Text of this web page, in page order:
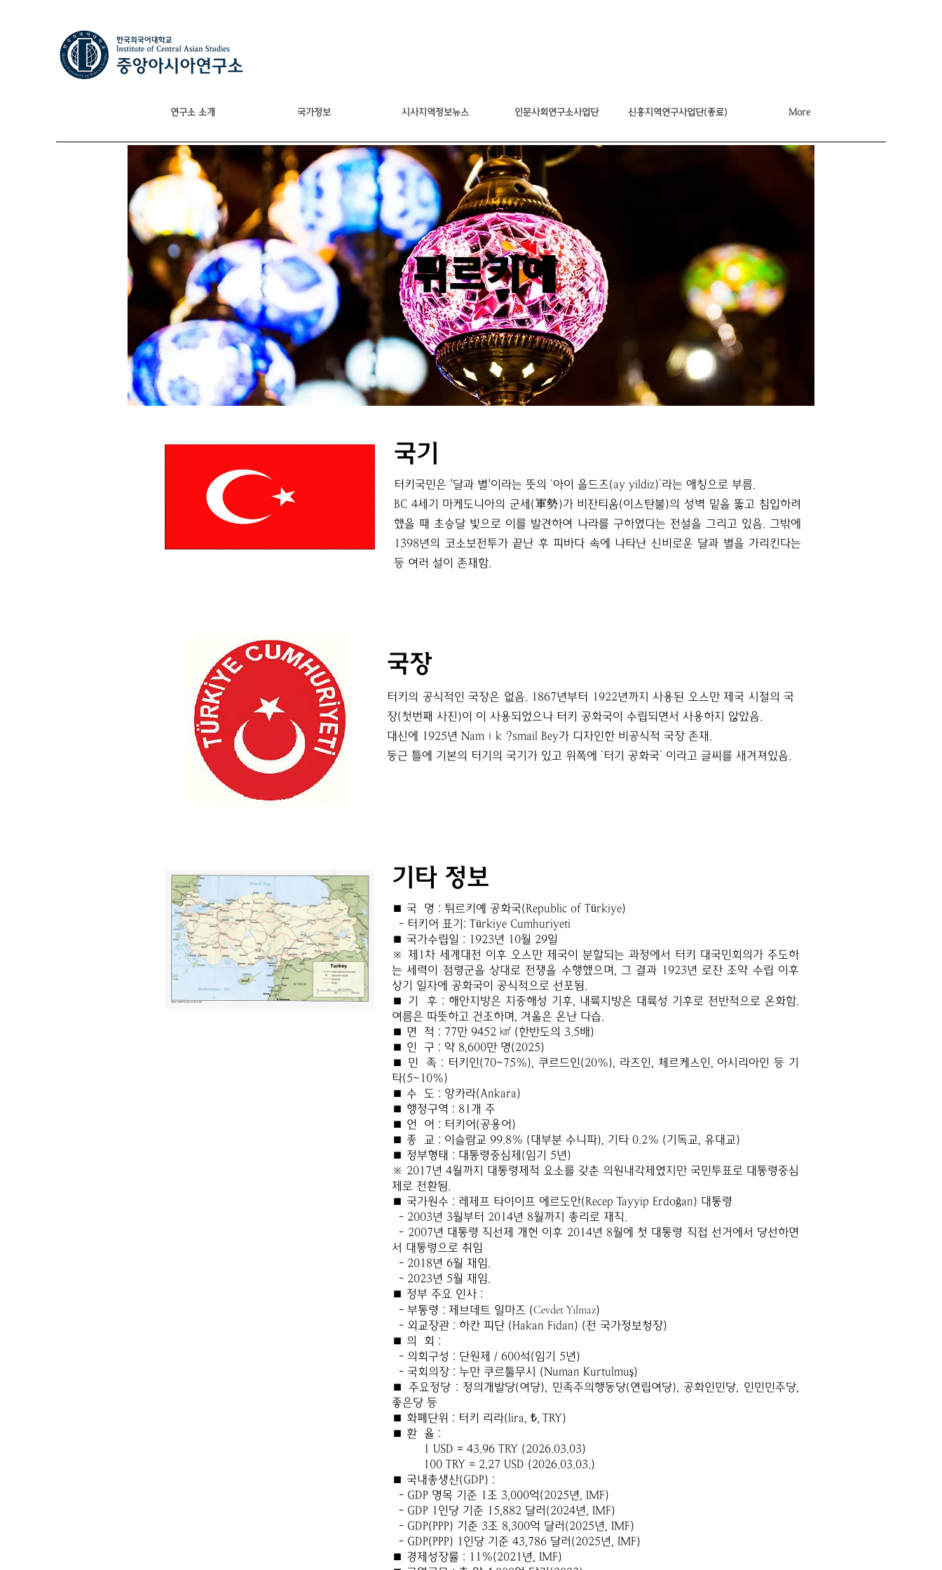
연구소 소개 국가정보 시사지역정보뉴스 인문사회연구소사업단 신흥지역연구사업단(종료) More
튀르키예
국기
터키국민은 '달과 별'이라는 뜻의 ‘아이 을드즈(ay yildiz)’라는 애칭으로 부름.
BC 4세기 마케도니아의 군세(軍勢)가 비잔티움(이스탄불)의 성벽 밑을 뚫고 침입하려
했을 때 초승달 빛으로 이를 발견하여 나라를 구하였다는 전설을 그리고 있음. 그밖에
1398년의 코소보전투가 끝난 후 피바다 속에 나타난 신비로운 달과 별을 가리킨다는
등 여러 설이 존재함.
국장
터키의 공식적인 국장은 없음. 1867년부터 1922년까지 사용된 오스만 제국 시절의 국
장(첫번째 사진)이 이 사용되었으나 터키 공화국이 수립되면서 사용하지 않았음.
대신에 1925년 Namık ?smail Bey가 디자인한 비공식적 국장 존재.
둥근 틀에 기본의 터기의 국기가 있고 위쪽에 ‘터기 공화국’ 이라고 글씨를 새겨져있음.
기타 정보
■ 국 명 : 튀르키예 공화국(Republic of Türkiye)
- 터키어 표기: Türkiye Cumhuriyeti
■ 국가수립일 : 1923년 10월 29일
※ 제1차 세계대전 이후 오스만 제국이 분할되는 과정에서 터키 대국민회의가 주도하
는 세력이 점령군을 상대로 전쟁을 수행했으며, 그 결과 1923년 로잔 조약 수립 이후
상기 일자에 공화국이 공식적으로 선포됨.
■ 기 후 : 해안지방은 지중해성 기후, 내륙지방은 대륙성 기후로 전반적으로 온화함.
여름은 따뜻하고 건조하며, 겨울은 온난 다습.
■ 면 적 : 77만 9452 ㎢ (한반도의 3.5배)
■ 인 구 : 약 8,600만 명(2025)
■ 민 족 : 터키인(70~75%), 쿠르드인(20%), 라즈인, 체르케스인, 아시리아인 등 기
타(5~10%)
■ 수 도 : 앙카라(Ankara)
■ 행정구역 : 81개 주
■ 언 어 : 터키어(공용어)
■ 종 교 : 이슬람교 99.8% (대부분 수니파), 기타 0.2% (기독교, 유대교)
■ 정부형태 : 대통령중심제(임기 5년)
※ 2017년 4월까지 대통령제적 요소를 갖춘 의원내각제였지만 국민투표로 대통령중심
제로 전환됨.
■ 국가원수 : 레제프 타이이프 에르도안(Recep Tayyip Erdoğan) 대통령
- 2003년 3월부터 2014년 8월까지 총리로 재직.
- 2007년 대통령 직선제 개헌 이후 2014년 8월에 첫 대통령 직접 선거에서 당선하면
서 대통령으로 취임
- 2018년 6월 재임.
- 2023년 5월 재임.
■ 정부 주요 인사 :
- 부통령 : 제브데트 일마즈 (Cevdet Yılmaz)
- 외교장관 : 하칸 피단 (Hakan Fidan) (전 국가정보청장)
■ 의 회 :
- 의회구성 : 단원제 / 600석(임기 5년)
- 국회의장 : 누만 쿠르툴무시 (Numan Kurtulmuş)
■ 주요정당 : 정의개발당(여당), 민족주의행동당(연립여당), 공화인민당, 인민민주당,
좋은당 등
■ 화폐단위 : 터키 리라(lira, ₺, TRY)
■ 환 율 :
1 USD = 43.96 TRY (2026.03.03)
100 TRY = 2.27 USD (2026.03.03.)
■ 국내총생산(GDP) :
- GDP 명목 기준 1조 3,000억(2025년, IMF)
- GDP 1인당 기준 15,882 달러(2024년, IMF)
- GDP(PPP) 기준 3조 8,300억 달러(2025년, IMF)
- GDP(PPP) 1인당 기준 43,786 달러(2025년, IMF)
■ 경제성장률 : 11%(2021년, IMF)